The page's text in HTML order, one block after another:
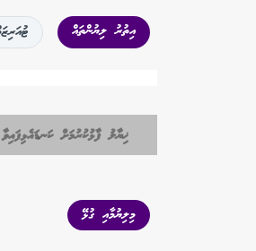
އިތުރު ލިޔުންތައް
ޚިޔާލު ފާޅުކުރުމަށް
މިލިޔުމާއި ގުޅޭ